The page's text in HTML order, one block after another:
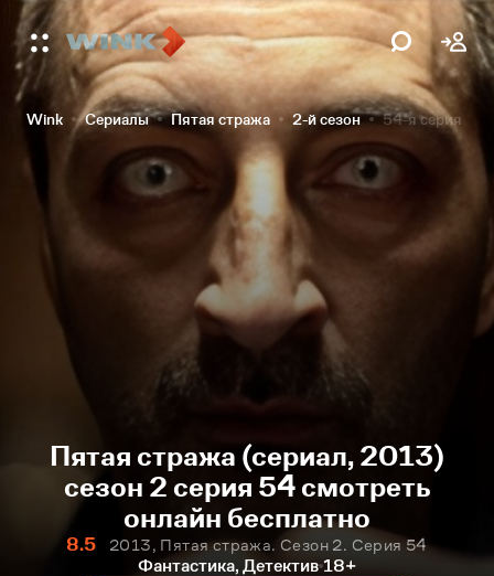
Wink Сериалы Пятая стража 2-й сезон 54-я серия
Пятая стража (сериал, 2013)
сезон 2 серия 54 смотреть
онлайн бесплатно
8.5
2013, Пятая стража. Сезон 2. Серия 54
Фантастика, Детектив 18+